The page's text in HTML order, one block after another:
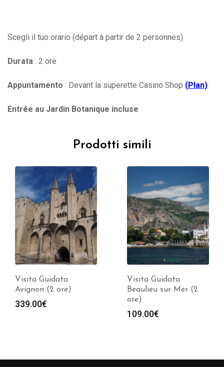
Scegli il tuo orario (départ à partir de 2 personnes)
Durata : 2 ore
Appuntamento : Devant la superette Casino Shop (Plan)
Entrée au Jardin Botanique incluse
Prodotti simili
Visita Guidata
Avignon (2 ore)
339.00€
Visita Guidata
Beaulieu sur Mer (2
ore)
109.00€